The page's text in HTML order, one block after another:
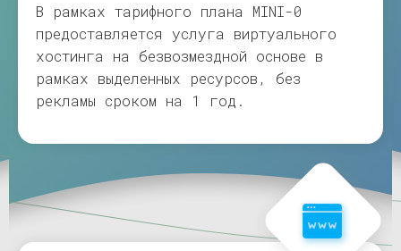
В рамках тарифного плана MINI-0
предоставляется услуга виртуального
хостинга на безвозмездной основе в
рамках выделенных ресурсов, без
рекламы сроком на 1 год.